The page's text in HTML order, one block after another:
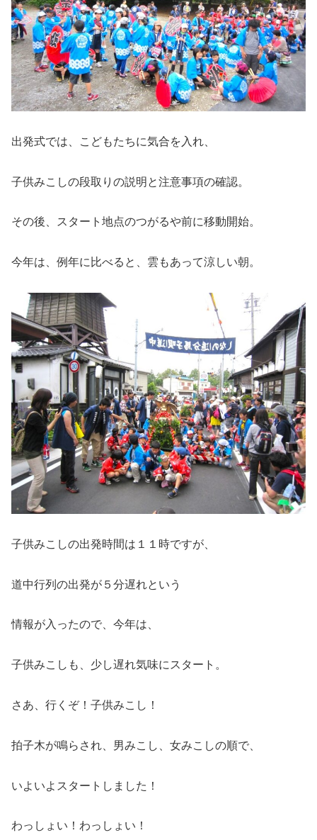
出発式では、こどもたちに気合を入れ、
子供みこしの段取りの説明と注意事項の確認。
その後、スタート地点のつがるや前に移動開始。
今年は、例年に比べると、雲もあって涼しい朝。
子供みこしの出発時間は１１時ですが、
道中行列の出発が５分遅れという
情報が入ったので、今年は、
子供みこしも、少し遅れ気味にスタート。
さあ、行くぞ！子供みこし！
拍子木が鳴らされ、男みこし、女みこしの順で、
いよいよスタートしました！
わっしょい！わっしょい！